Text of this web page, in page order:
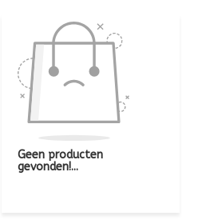
Geen producten
gevonden!...